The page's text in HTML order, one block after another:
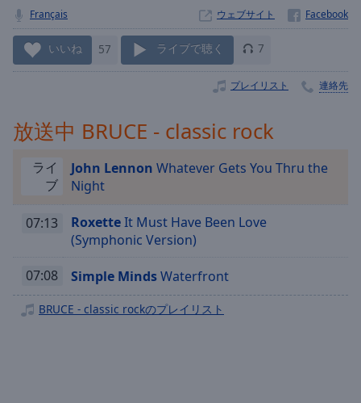
currently
behind
liveLIVE
Remaining
Time-
Playback
Chapters
descriptions
off,
selected
Français ウェブサイト
いいね 57 ライブで聴く 7
プレイリスト 連絡先
放送中 BRUCE - classic rock
ライ
ブ
John Lennon Whatever Gets You Thru the
Night
07:13 RoxetteIt Must Have Been Love
(Symphonic Version)
07:08 Simple MindsWaterfront
BRUCE - classic rockのプレイリスト